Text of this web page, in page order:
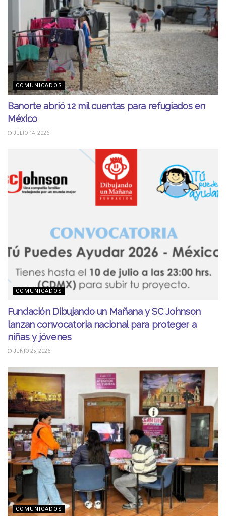
COMUNICADOS
Banorte abrió 12 mil cuentas para refugiados en
México
JULIO 14, 2026
COMUNICADOS
Fundación Dibujando un Mañana y SC Johnson
lanzan convocatoria nacional para proteger a
niñas y jóvenes
JUNIO 25, 2026
COMUNICADOS